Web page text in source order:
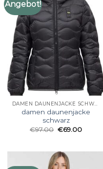
Angebot!
damen daunenjacke
schwarz
€97.00 €69.00